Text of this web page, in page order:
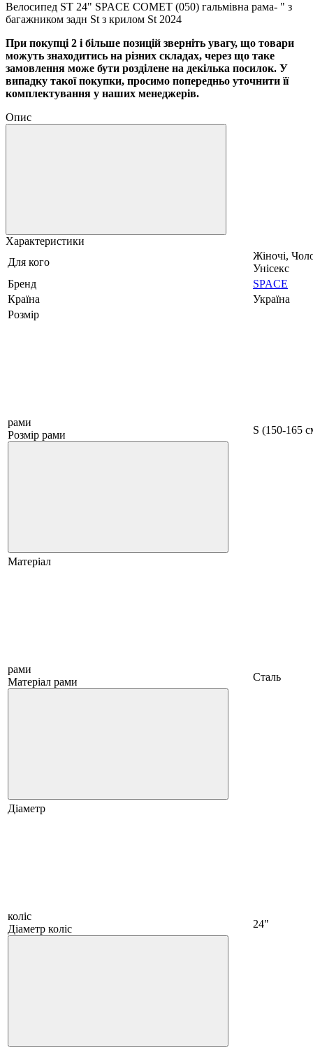
Велосипед ST 24" SPACE COMET (050) гальмівна рама- " з
багажником задн St з крилом St 2024
При покупці 2 і більше позицій зверніть увагу, що товари
можуть знаходитись на різних складах, через що таке
замовлення може бути розділене на декілька посилок. У
випадку такої покупки, просимо попередньо уточнити її
комплектування у наших менеджерів.
Опис
Характеристики
Для кого
Жіночі,
Унісекс
Бренд
SPACE
Країна
Україна
Розмір
рами
Розмір рами
S (150-165
Матеріал
рами
Матеріал рами
Сталь
Діаметр
коліс
Діаметр коліс
24"